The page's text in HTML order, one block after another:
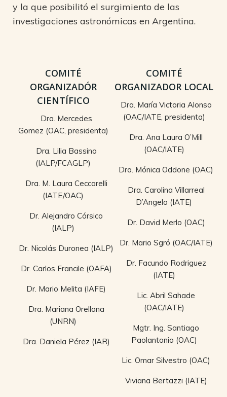
y la que posibilitó el surgimiento de las
investigaciones astronómicas en Argentina.
COMITÉ
ORGANIZADÓR
CIENTÍFICO
Dra. Mercedes
Gomez (OAC, presidenta)
Dra. Lilia Bassino
(IALP/FCAGLP)
Dra. M. Laura Ceccarelli
(IATE/OAC)
Dr. Alejandro Córsico
(IALP)
Dr. Nicolás Duronea (IALP)
Dr. Carlos Francile (OAFA)
Dr. Mario Melita (IAFE)
Dra. Mariana Orellana
(UNRN)
Dra. Daniela Pérez (IAR)
COMITÉ
ORGANIZADOR LOCAL
Dra. María Victoria Alonso
(OAC/IATE, presidenta)
Dra. Ana Laura O’Mill
(OAC/IATE)
Dra. Mónica Oddone (OAC)
Dra. Carolina Villarreal
D’Angelo (IATE)
Dr. David Merlo (OAC)
Dr. Mario Sgró (OAC/IATE)
Dr. Facundo Rodriguez
(IATE)
Lic. Abril Sahade
(OAC/IATE)
Mgtr. Ing. Santiago
Paolantonio (OAC)
Lic. Omar Silvestro (OAC)
Viviana Bertazzi (IATE)